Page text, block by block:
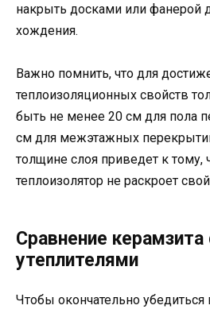
накрыть досками или фанерой
хождения.
Важно помнить, что для
теплоизоляционных свойств
быть не менее 20 см для пола
см для межэтажных
толщине слоя приведет к тому,
теплоизолятор не раскроет
Сравнение
утеплителями
Чтобы окончательно убедиться